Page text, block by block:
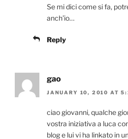
Se mi dici come si fa,
anch’io…
Reply
gao
JANUARY 10, 2010 AT
ciao giovanni, qualche
vostra iniziativa a luca
blog e lui vi ha linkato in